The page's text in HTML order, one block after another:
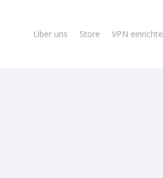
Über uns Store VPN